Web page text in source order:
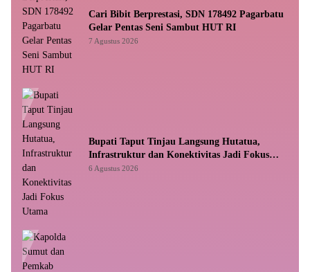
Cari Bibit Berprestasi, SDN 178492 Pagarbatu
Gelar Pentas Seni Sambut HUT RI
7 Agustus 2026
Bupati Taput Tinjau Langsung Hutatua,
Infrastruktur dan Konektivitas Jadi Fokus
Utama
6 Agustus 2026